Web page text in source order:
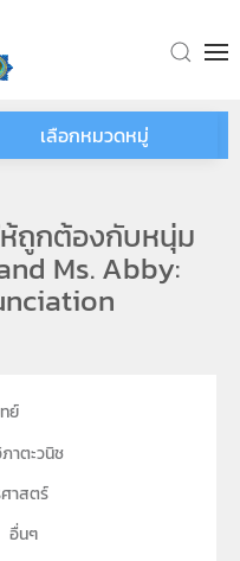
เลือกหมวดหมู่
ห้ถูกต้องกับหนุ่ม
Ms. Abby:
ย์
าตะวนิช
าสตร์
อื่นๆ